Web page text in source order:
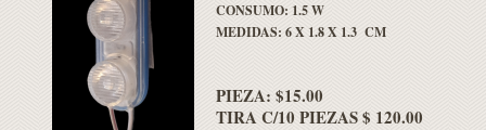
CONSUMO: 1.5 W
MEDIDAS: 6 X 1.8 X 1.3 CM
PIEZA: $15.00
TIRA C/10 PIEZAS $ 120.00